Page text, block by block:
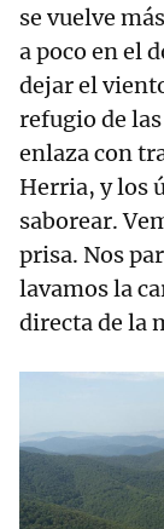
se vuelve
a poco en el
dejar el
refugio de
enlaza con
Herria, y los
saborear.
prisa. Nos
lavamos la
directa de la